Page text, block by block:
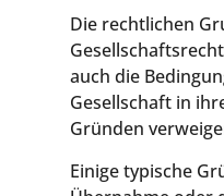
Die rechtlichen
auch die
Gesellschaft in
Gründen
Einige typische